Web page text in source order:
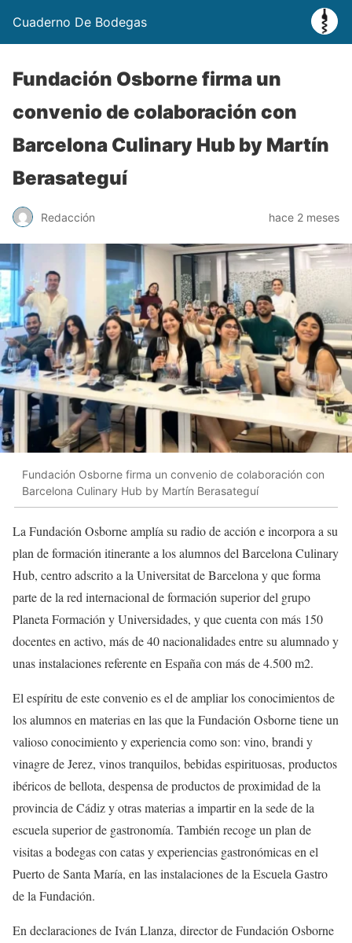
Cuaderno De Bodegas
Fundación Osborne firma un
convenio de colaboración con
Barcelona Culinary Hub by Martín
Berasateguí
Redacción hace 2 meses
Fundación Osborne firma un convenio de colaboración con
Barcelona Culinary Hub by Martín Berasateguí
La Fundación Osborne amplía su radio de acción e incorpora a su
plan de formación itinerante a los alumnos del Barcelona Culinary
Hub, centro adscrito a la Universitat de Barcelona y que forma
parte de la red internacional de formación superior del grupo
Planeta Formación y Universidades, y que cuenta con más 150
docentes en activo, más de 40 nacionalidades entre su alumnado y
unas instalaciones referente en España con más de 4.500 m2.
El espíritu de este convenio es el de ampliar los conocimientos de
los alumnos en materias en las que la Fundación Osborne tiene un
valioso conocimiento y experiencia como son: vino, brandi y
vinagre de Jerez, vinos tranquilos, bebidas espirituosas, productos
ibéricos de bellota, despensa de productos de proximidad de la
provincia de Cádiz y otras materias a impartir en la sede de la
escuela superior de gastronomía. También recoge un plan de
visitas a bodegas con catas y experiencias gastronómicas en el
Puerto de Santa María, en las instalaciones de la Escuela Gastro
de la Fundación.
En declaraciones de Iván Llanza, director de Fundación Osborne